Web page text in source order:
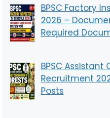
BPSC Factory
2026 –
Required
BPSC Assistant
Recruitment
Posts